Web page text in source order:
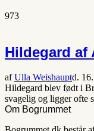
973
Hildegard af
afUlla Weishauptd.
Hildegard blev født i
svagelig og ligger ofte
Om Bogrummet